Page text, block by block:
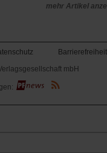
mehr Artikel
Barrierefreiheit
mbH
(Öffnet
in
neuen